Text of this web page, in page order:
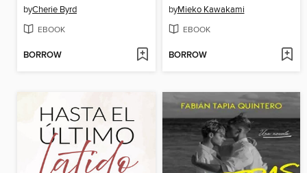
byCherie Byrd
EBOOK
BORROW
byMieko Kawakami
EBOOK
BORROW